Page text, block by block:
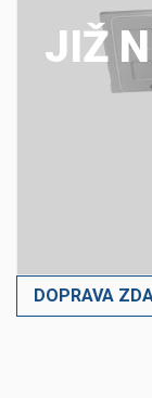
JIŽ
DOPRAVA